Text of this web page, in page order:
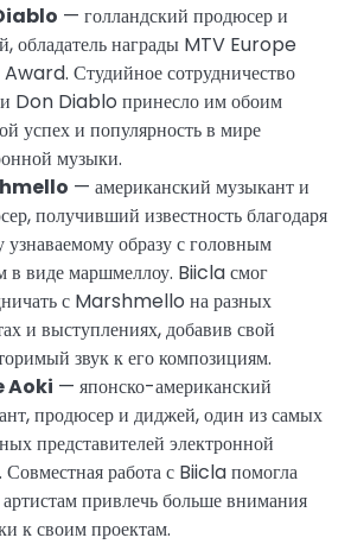
— голландский продюсер и
обладатель награды MTV Europe
Студийное сотрудничество
Don Diablo принесло им обоим
успех и популярность в мире
музыки.
— американский музыкант и
получивший известность благодаря
узнаваемому образу с головным
в виде маршмеллоу. Biicla смог
с Marshmello на разных
и выступлениях, добавив свой
звук к его композициям.
Aoki — японско-американский
продюсер и диджей, один из самых
представителей электронной
работа с Biicla помогла
привлечь больше внимания
к своим проектам.